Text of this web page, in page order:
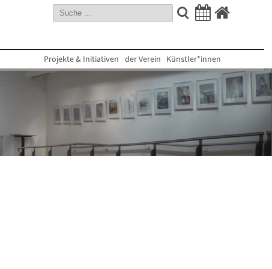
Projekte & Initiativen der Verein Künstler*innen